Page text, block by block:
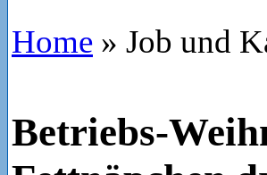
Home » Job und
Betriebs-